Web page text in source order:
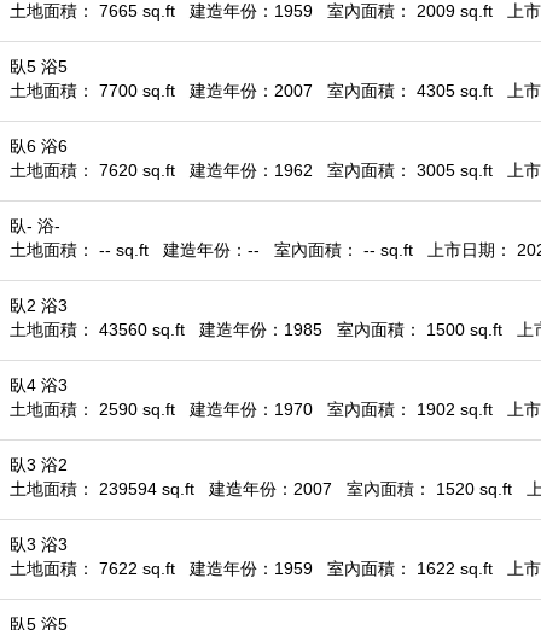
土地面積： 7665 sq.ft
建造年份：1959 室內面積： 2009 sq.ft 上
臥5 浴5
土地面積： 7700 sq.ft
建造年份：2007 室內面積： 4305 sq.ft 上
臥6 浴6
土地面積： 7620 sq.ft
建造年份：1962 室內面積： 3005 sq.ft 上
臥- 浴-
土地面積： -- sq.ft
建造年份：-- 室內面積： -- sq.ft 上市日期：
臥2 浴3
土地面積： 43560 sq.ft
建造年份：1985 室內面積： 1500 sq.ft
臥4 浴3
土地面積： 2590 sq.ft
建造年份：1970 室內面積： 1902 sq.ft 上
臥3 浴2
土地面積： 239594 sq.ft
建造年份：2007 室內面積： 1520 sq.ft
臥3 浴3
土地面積： 7622 sq.ft
建造年份：1959 室內面積： 1622 sq.ft 上
臥5 浴5